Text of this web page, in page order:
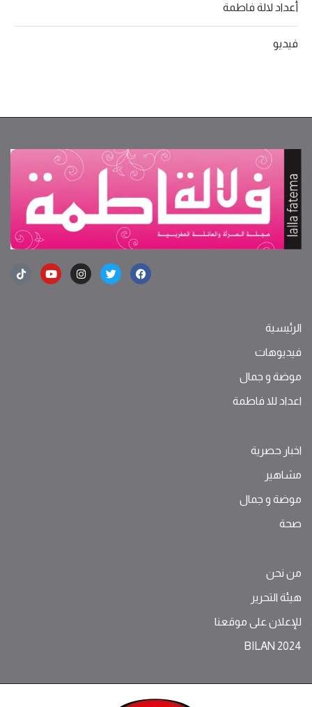
أعداد لالة فاطمة
فيديو
الرئيسية
فيديوهات
موضة ‫و‬ ‫‬‫جمال‬
اعداد للا فاطمة
اخبار حصرية
مشاهير
موضة ‫و‬ ‫‬‫جمال‬
صحة
من نحن
هيئة التحرير
للإعلان على موقعنا
BILAN 2024